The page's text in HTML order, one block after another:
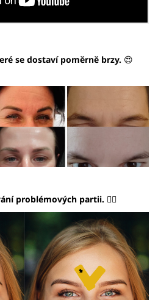
se dostaví poměrně brzy. 😍
problémových partii. 👇🏼